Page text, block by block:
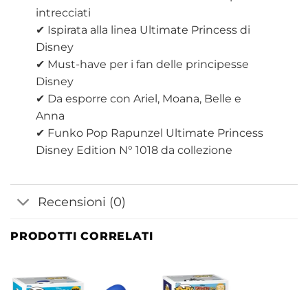
intrecciati
✔ Ispirata alla linea Ultimate Princess di
Disney
✔ Must-have per i fan delle principesse
Disney
✔ Da esporre con Ariel, Moana, Belle e
Anna
✔ Funko Pop Rapunzel Ultimate Princess
Disney Edition N° 1018 da collezione
Recensioni (0)
PRODOTTI CORRELATI